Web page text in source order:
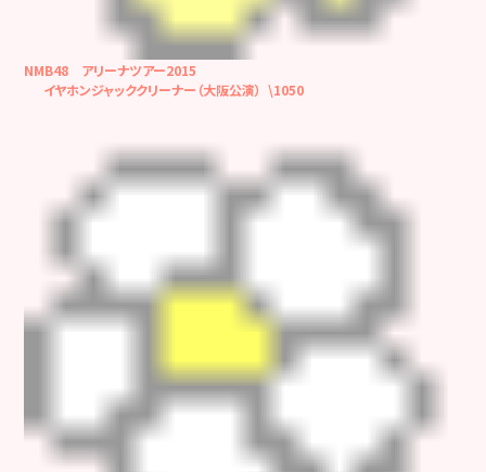
NMB48 アリーナツアー2015
イヤホンジャッククリーナー（大阪公演） \1050